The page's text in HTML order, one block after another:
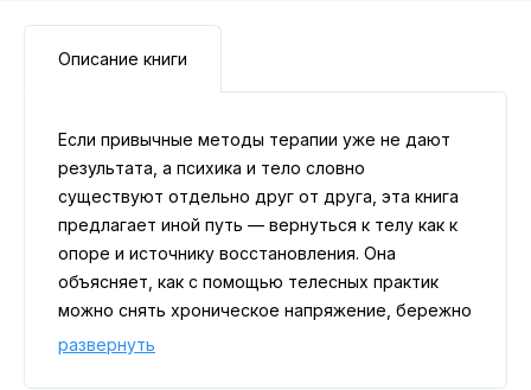
Описание книги
Если привычные методы терапии уже не дают
результата, а психика и тело словно
существуют отдельно друг от друга, эта книга
предлагает иной путь — вернуться к телу как к
опоре и источнику восстановления. Она
объясняет, как с помощью телесных практик
можно снять хроническое напряжение, бережно
проработать глубокие травмы и вновь
развернуть